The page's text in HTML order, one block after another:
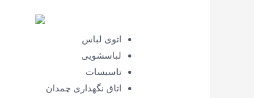
اتوی لباس
لباسشویی
تاسیسات
اتاق نگهداری چمدان